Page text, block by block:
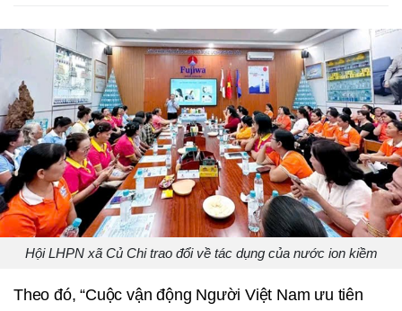
Hội LHPN xã Củ Chi trao đổi về tác dụng của nước ion kiềm
Theo đó, “Cuộc vận động Người Việt Nam ưu tiên